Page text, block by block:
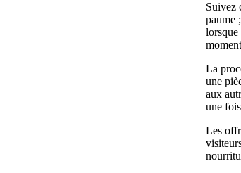
Suivez
paume
lorsque
La
une
aux
une
Les